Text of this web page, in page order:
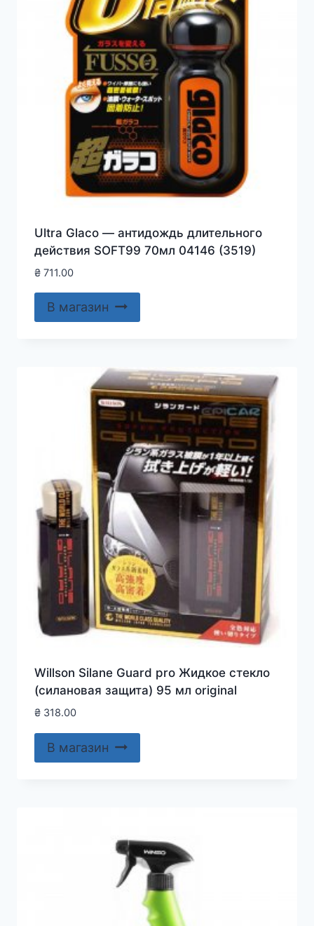
Ultra Glaco — антидождь длительного
действия SOFT99 70мл 04146 (3519)
₴711.00
В магазин
Willson Silane Guard pro Жидкое стекло
(силановая защита) 95 мл original
₴318.00
В магазин